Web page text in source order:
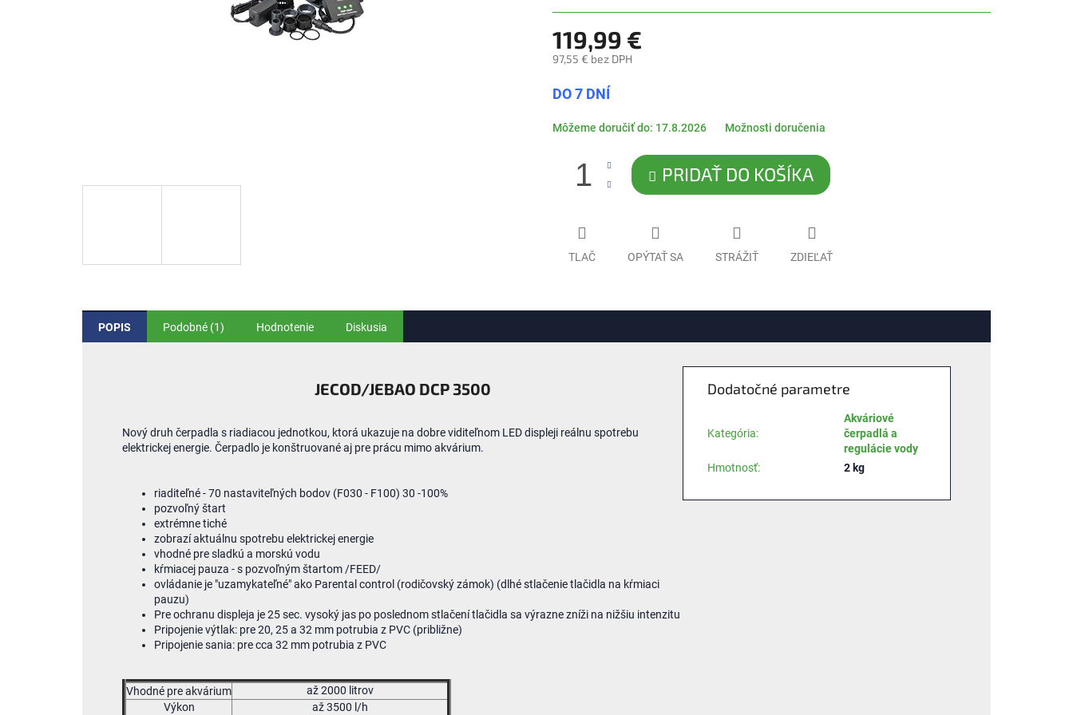
5
119,99 €
97,55 € bez DPH
cena:
DO 7 DNÍ
Môžeme doručiť do: 17.8.2026 Možnosti doručenia
PRIDAŤ DO KOŠÍKA
TLAČ OPÝTAŤ SA STRÁŽIŤ ZDIEĽAŤ
POPIS Podobné (1) Hodnotenie Diskusia
JECOD/JEBAO DCP 3500
Nový druh čerpadla s riadiacou jednotkou, ktorá ukazuje na dobreviditeľnom LED displeji reálnu spotrebu
elektrickejenergie. Čerpadlo je konštruovanéaj pre prácu mimoakvárium.
riaditeľné-70 nastaviteľných bodov (F030 - F100) 30 -100%
pozvoľnýštart
extrémnetiché
zobrazíaktuálnu spotrebu elektrickejenergie
vhodné presladkú a morskú vodu
kŕmiacej pauza -s pozvoľnýmštartom /FEED/
ovládanie je "uzamykateľné"ako Parental control (rodičovskýzámok) (dlhé stlačenietlačidla na kŕmiaci
pauzu)
Pre ochranu displeja je25sec. vysoký jas po poslednomstlačenítlačidla sa výrazne zníži na nižšiu intenzitu
Pripojenievýtlak: pre20, 25a 32 mm potrubia z PVC (približne)
Pripojeniesania: pre cca 32 mm potrubia z PVC
Vhodné pre akvárium
až 2000 litrov
Výkon
až 3500 l/h
Dodatočné parametre
Kategória:
Akváriové
čerpadlá a
regulácie vody
Hmotnosť: 2 kg